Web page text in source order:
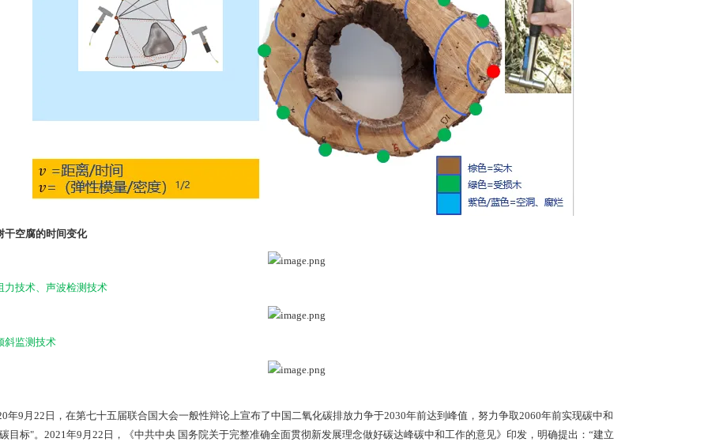
干空腐的时间变化
力技术、声波检测技术
斜监测技术
年9月22日，在第七十五届联合国大会一般性辩论上宣布了中国二氧化碳排放力争于2030年前达到峰值，努力争取2060年前实现碳中和
目标"。2021年9月22日，《中共中央 国务院关于完整准确全面贯彻新发展理念做好碳达峰碳中和工作的意见》印发，明确提出：“建立